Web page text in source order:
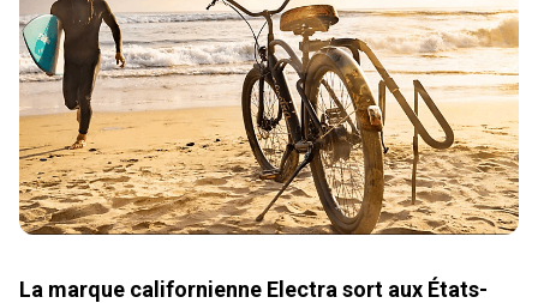
La marque californienne Electra sort aux États-